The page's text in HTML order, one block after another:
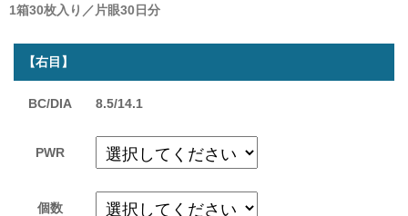
1箱30枚入り／片眼30日分
【右目】
BC/DIA 8.5/14.1
PWR
個数